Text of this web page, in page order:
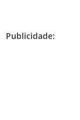
Publicidade: